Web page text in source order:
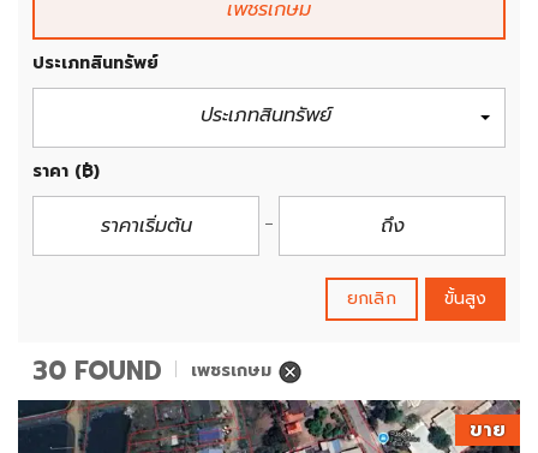
ประเภทสินทรัพย์
ประเภทสินทรัพย์
ราคา (฿)
ยกเลิก ขั้นสูง
30 FOUND เพชรเกษม
ขาย